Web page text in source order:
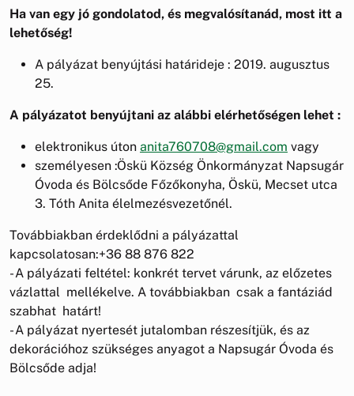
Ha van egy jó gondolatod, és megvalósítanád, most itt a
lehetőség!
A pályázat benyújtási határideje : 2019. augusztus
25.
A pályázatot benyújtani az alábbi elérhetőségen lehet :
elektronikus úton anita760708@gmail.com vagy
személyesen :Öskü Község Önkormányzat Napsugár
Óvoda és Bölcsőde Főzőkonyha, Öskü, Mecset utca
3. Tóth Anita élelmezésvezetőnél.
Továbbiakban érdeklődni a pályázattal
kapcsolatosan:+36 88 876 822
- A pályázati feltétel: konkrét tervet várunk, az előzetes
vázlattal mellékelve. A továbbiakban csak a fantáziád
szabhat határt!
- A pályázat nyertesét jutalomban részesítjük, és az
dekorációhoz szükséges anyagot a Napsugár Óvoda és
Bölcsőde adja!